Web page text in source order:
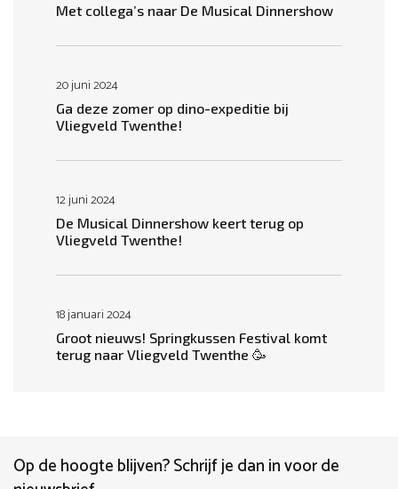
Met collega’s naar De Musical Dinnershow
20 juni 2024
Ga deze zomer op dino-expeditie bij
Vliegveld Twenthe!
12 juni 2024
De Musical Dinnershow keert terug op
Vliegveld Twenthe!
18 januari 2024
Groot nieuws! Springkussen Festival komt
terug naar Vliegveld Twenthe 🥳
Op de hoogte blijven? Schrijf je dan in voor de